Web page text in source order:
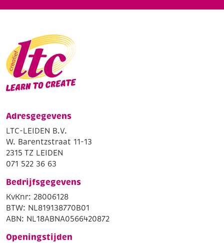
Adresgegevens
LTC-LEIDEN B.V.
W. Barentzstraat 11-13
2315 TZ LEIDEN
071 522 36 63
Bedrijfsgegevens
KvKnr: 28006128
BTW: NL819138770B01
ABN: NL18ABNA0566420872
Openingstijden